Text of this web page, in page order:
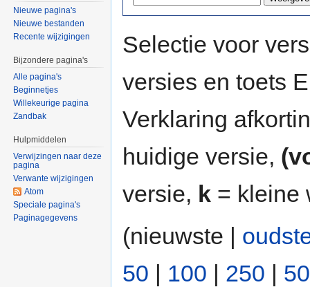
Selectie voor
versies en toets
Verklaring
huidige versie,
versie, k = kleine
(nieuwste |
50 | 100 | 250 |
Nieuwe pagina's
Nieuwe bestanden
Recente wijzigingen
Bijzondere pagina's
Alle pagina's
Beginnetjes
Willekeurige pagina
Zandbak
Hulpmiddelen
Verwijzingen naar deze
pagina
Verwante wijzigingen
Atom
Speciale pagina's
Paginagegevens